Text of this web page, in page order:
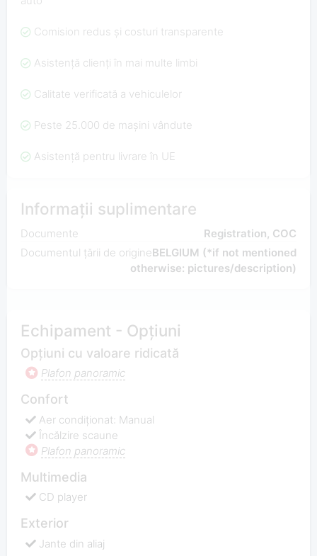
Comision redus și costuri transparente
Asistență clienți în mai multe limbi
Calitate verificată a vehiculelor
Peste 25.000 de mașini vândute
Asistență pentru livrare în UE
Informații suplimentare
Documente
Registration, COC
Documentul țării de origineBELGIUM (*if not mentioned
otherwise: pictures/description)
Echipament - Opțiuni
Opțiuni cu valoare ridicată
Plafon panoramic
Confort
Aer condiționat: Manual
Încălzire scaune
Plafon panoramic
Multimedia
CD player
Exterior
Jante din aliaj